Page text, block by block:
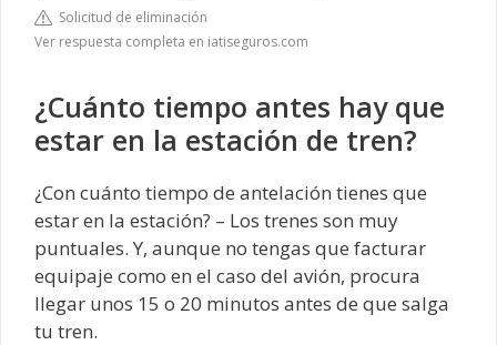
Solicitud de eliminación
Ver respuesta completa en iatiseguros.com
¿Cuánto tiempo antes hay que
estar en la estación de tren?
¿Con cuánto tiempo de antelación tienes que
estar en la estación? – Los trenes son muy
puntuales. Y, aunque no tengas que facturar
equipaje como en el caso del avión, procura
llegar unos 15 o 20 minutos antes de que salga
tu tren.